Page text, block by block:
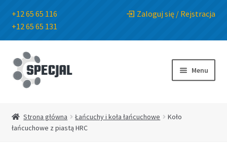
+12 65 65 116
+12 65 65 131
Zaloguj się / Rejstracja
Przejdź
do
nawigacji
Przejdź
do
treści
Menu
Sklep
Strona główna Łańcuchy i koła łańcuchowe
Koło
łańcuchowe z piastą HRC